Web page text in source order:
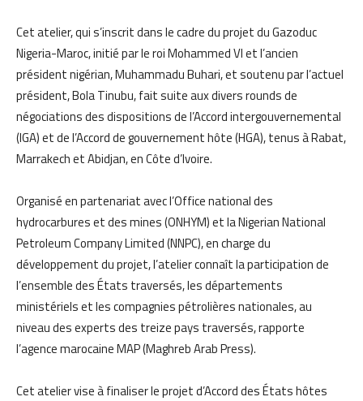
Cet atelier, qui s’inscrit dans le cadre du projet du Gazoduc
Nigeria-Maroc, initié par le roi Mohammed VI et l’ancien
président nigérian, Muhammadu Buhari, et soutenu par l’actuel
président, Bola Tinubu, fait suite aux divers rounds de
négociations des dispositions de l’Accord intergouvernemental
(IGA) et de l’Accord de gouvernement hôte (HGA), tenus à Rabat,
Marrakech et Abidjan, en Côte d’Ivoire.
Organisé en partenariat avec l’Office national des
hydrocarbures et des mines (ONHYM) et la Nigerian National
Petroleum Company Limited (NNPC), en charge du
développement du projet, l’atelier connaît la participation de
l’ensemble des États traversés, les départements
ministériels et les compagnies pétrolières nationales, au
niveau des experts des treize pays traversés, rapporte
l’agence marocaine MAP (Maghreb Arab Press).
Cet atelier vise à finaliser le projet d’Accord des États hôtes